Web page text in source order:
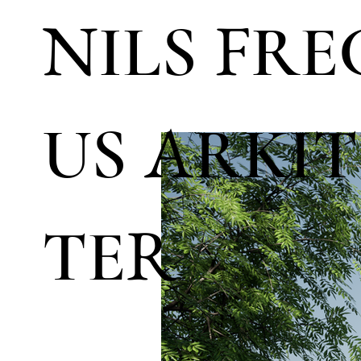
NILS F
USA
TER